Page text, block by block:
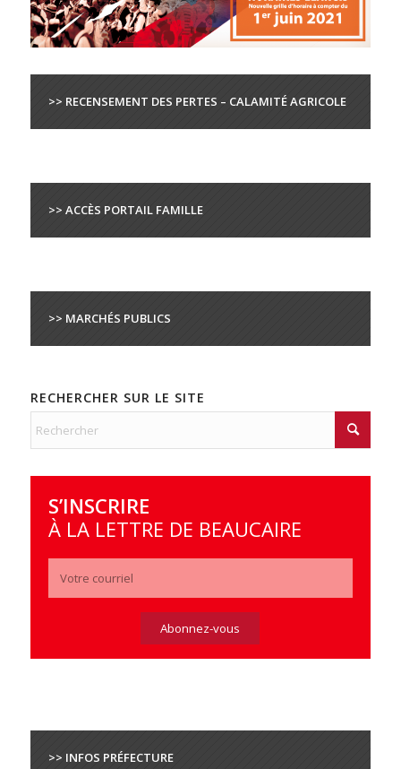
>> RECENSEMENT DES PERTES – CALAMITÉ AGRICOLE
>> ACCÈS PORTAIL FAMILLE
>> MARCHÉS PUBLICS
RECHERCHER SUR LE SITE
S’INSCRIRE
À LA LETTRE DE BEAUCAIRE
>> INFOS PRÉFECTURE